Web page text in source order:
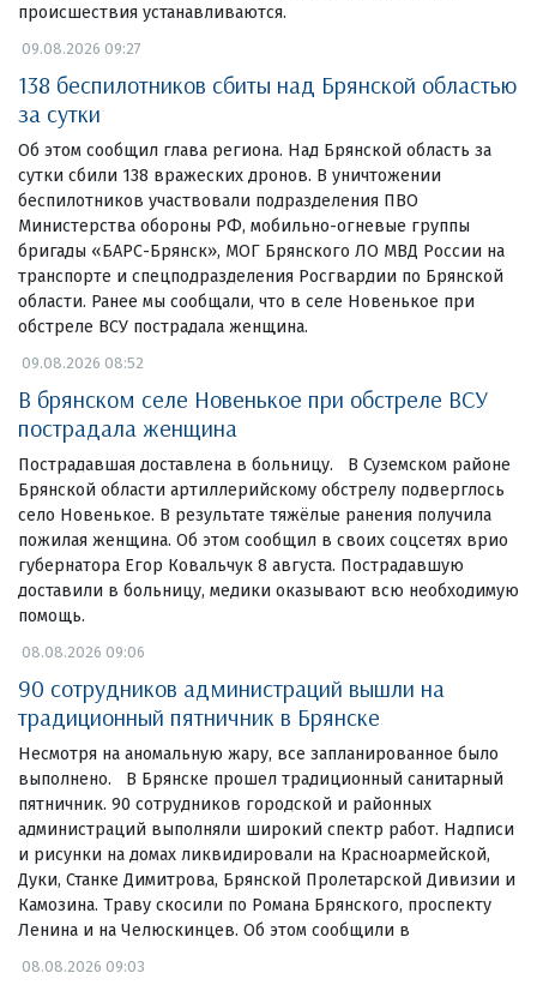
происшествия устанавливаются.
09.08.2026 09:27
138 беспилотников сбиты над Брянской областью
за сутки
Об этом сообщил глава региона. Над Брянской область за
сутки сбили 138 вражеских дронов. В уничтожении
беспилотников участвовали подразделения ПВО
Министерства обороны РФ, мобильно-огневые группы
бригады «БАРС-Брянск», МОГ Брянского ЛО МВД России на
транспорте и спецподразделения Росгвардии по Брянской
области. Ранее мы сообщали, что в селе Новенькое при
обстреле ВСУ пострадала женщина.
09.08.2026 08:52
В брянском селе Новенькое при обстреле ВСУ
пострадала женщина
Пострадавшая доставлена в больницу. В Суземском районе
Брянской области артиллерийскому обстрелу подверглось
село Новенькое. В результате тяжёлые ранения получила
пожилая женщина. Об этом сообщил в своих соцсетях врио
губернатора Егор Ковальчук 8 августа. Пострадавшую
доставили в больницу, медики оказывают всю необходимую
помощь.
08.08.2026 09:06
90 сотрудников администраций вышли на
традиционный пятничник в Брянске
Несмотря на аномальную жару, все запланированное было
выполнено. В Брянске прошел традиционный санитарный
пятничник. 90 сотрудников городской и районных
администраций выполняли широкий спектр работ. Надписи
и рисунки на домах ликвидировали на Красноармейской,
Дуки, Станке Димитрова, Брянской Пролетарской Дивизии и
Камозина. Траву скосили по Романа Брянского, проспекту
Ленина и на Челюскинцев. Об этом сообщили в
08.08.2026 09:03